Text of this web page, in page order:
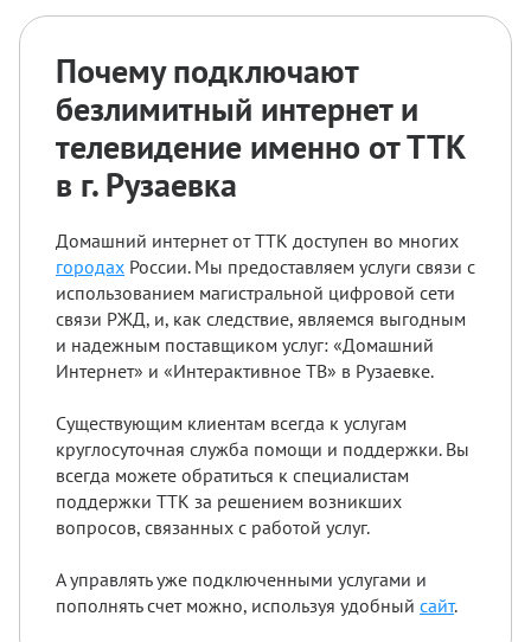
Почему подключают
безлимитный интернет и
телевидение именно от ТТК
в г. Рузаевка
Домашний интернет от ТТК доступен во многих
городах России. Мы предоставляем услуги связи с
использованием магистральной цифровой сети
связи РЖД, и, как следствие, являемся выгодным
и надежным поставщиком услуг: «Домашний
Интернет» и «Интерактивное ТВ» в Рузаевке.
Существующим клиентам всегда к услугам
круглосуточная служба помощи и поддержки. Вы
всегда можете обратиться к специалистам
поддержки ТТК за решением возникших
вопросов, связанных с работой услуг.
А управлять уже подключенными услугами и
пополнять счет можно, используя удобный сайт.